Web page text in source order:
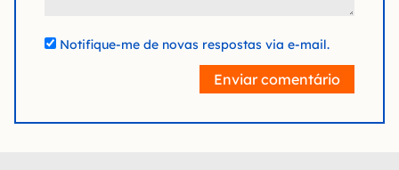
Notifique-me de novas respostas via e-mail.
Enviar comentário